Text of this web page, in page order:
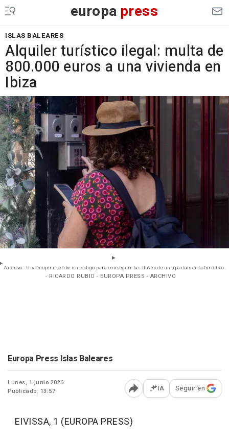
europa press
ISLAS BALEARES
Alquiler turístico ilegal: multa de
800.000 euros a una vivienda en
Ibiza
Archivo - Una mujer escribe un código para conseguir las llaves de un apartamento turístico.
- RICARDO RUBIO - EUROPA PRESS - ARCHIVO
Europa Press Islas Baleares
Lunes, 1 junio 2026
Publicado: 13:57
Abrir opciones para
IA Seguir en
EIVISSA, 1 (EUROPA PRESS)